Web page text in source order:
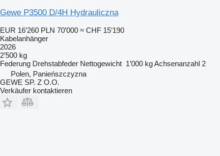
Gewe P3500 D/4H Hydrauliczna
EUR 16’260 PLN 70’000 ≈ CHF 15’190
Kabelanhänger
2026
2’500 kg
Federung Drehstabfeder Nettogewicht 1’000 kgAchsenanzahl 2
Polen, Panieńszczyzna
GEWE SP. Z O.O.
Verkäufer kontaktieren